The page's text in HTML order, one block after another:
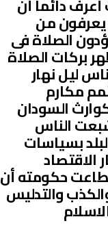
دائما أن
يعرفون من
الصلاة فى
بركات الصلاة
ليل نهار
مكارم
السودان
الناس
بسياسات
الاقتصاد
حكومته أن
والتدليس